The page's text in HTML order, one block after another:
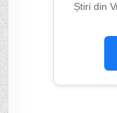
Știri din